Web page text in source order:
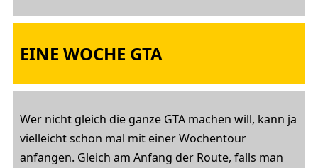
EINE WOCHE GTA
Wer nicht gleich die ganze GTA machen will, kann ja
vielleicht schon mal mit einer Wochentour
anfangen. Gleich am Anfang der Route, falls man